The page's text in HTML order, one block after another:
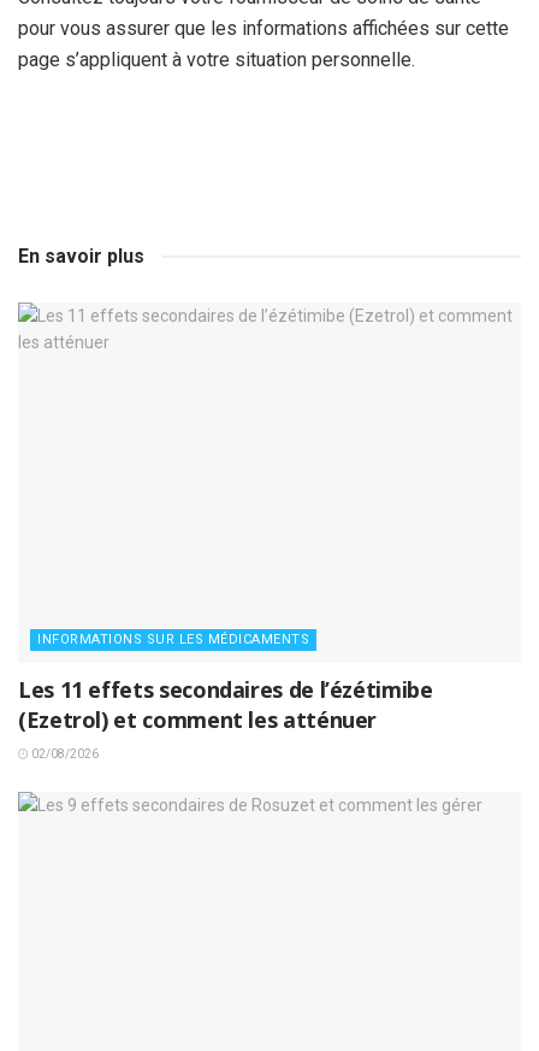
pour vous assurer que les informations affichées sur cette
page s’appliquent à votre situation personnelle.
En savoir plus
INFORMATIONS SUR LES MÉDICAMENTS
Les 11 effets secondaires de l’ézétimibe
(Ezetrol) et comment les atténuer
02/08/2026